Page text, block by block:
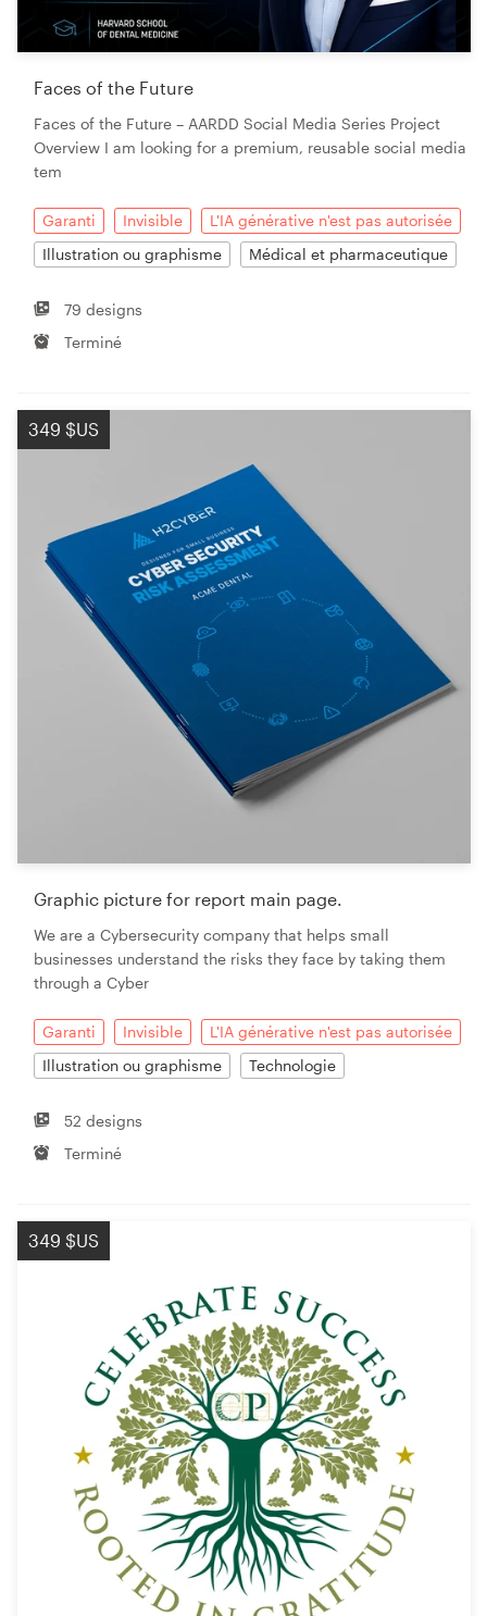
Faces of the Future
Faces of the Future – AARDD Social Media Series Project
Overview I am looking for a premium, reusable social media
tem
Garanti Invisible
L'IA générative n'est pas autorisée
Illustration ou graphisme
Médical et pharmaceutique
79 designs
Terminé
349 $US
Graphic picture for report main page.
We are a Cybersecurity company that helps small
businesses understand the risks they face by taking them
through a Cyber
Garanti Invisible
L'IA générative n'est pas autorisée
Illustration ou graphisme
Technologie
52 designs
Terminé
349 $US
Ressources
Prix
Devenez designer
Blog